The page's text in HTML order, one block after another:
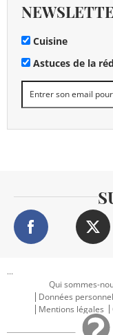
Cuisine
Astuces de la
...
Qui sommes-
Données
Mentions légales